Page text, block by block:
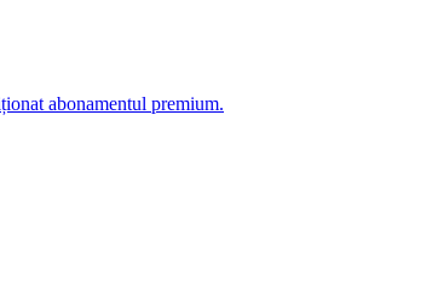
abonamentul premium.